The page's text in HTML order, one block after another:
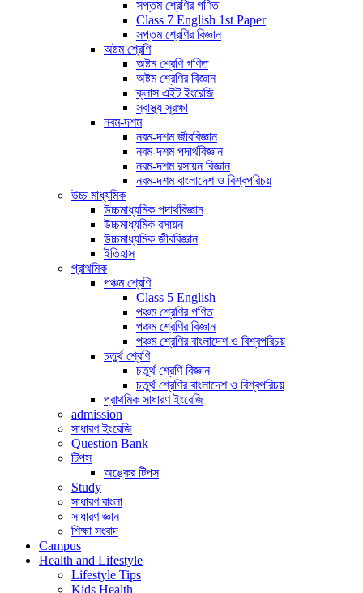
সপ্তম শ্রেণির গণিত
Class 7 English 1st Paper
সপ্তম শ্রেণির বিজ্ঞান
অষ্টম শ্রেণি
অষ্টম শ্রেণি গণিত
অষ্টম শ্রেণির বিজ্ঞান
ক্লাস এইট ইংরেজি
স্বাস্থ্য সুরক্ষা
নবম-দশম
নবম-দশম জীববিজ্ঞান
নবম-দশম পদার্থবিজ্ঞান
নবম-দশম রসায়ন বিজ্ঞান
নবম-দশম বাংলাদেশ ও বিশ্বপরিচয়
উচ্চ মাধ্যমিক
উচ্চমাধ্যমিক পদার্থবিজ্ঞান
উচ্চমাধ্যমিক রসায়ন
উচ্চমাধ্যমিক জীববিজ্ঞান
ইতিহাস
প্রাথমিক
পঞ্চম শ্রেণি
Class 5 English
পঞ্চম শ্রেণির গণিত
পঞ্চম শ্রেণির বিজ্ঞান
পঞ্চম শ্রেণির বাংলাদেশ ও বিশ্বপরিচয়
চতুর্থ শ্রেণি
চতুর্থ শ্রেণি বিজ্ঞান
চতুর্থ শ্রেণির বাংলাদেশ ও বিশ্বপরিচয়
প্রাথমিক সাধারণ ইংরেজি
admission
সাধারণ ইংরেজি
Question Bank
টিপস
অঙ্কের টিপস
Study
সাধারণ বাংলা
সাধারণ জ্ঞান
শিক্ষা সংবাদ
Campus
Health and Lifestyle
Lifestyle Tips
Kids Health